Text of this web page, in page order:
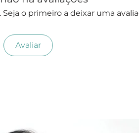
o primeiro a deixar uma
Avaliar